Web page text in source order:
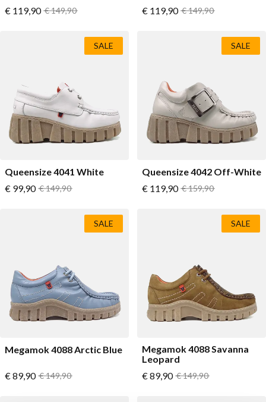
Vanaf
€ 119,90 Normale prijs
€ 149,90
Vanaf
€ 119,90 Normale prijs
€ 149,90
Queensize 4041 White
Vanaf
€ 99,90 Normale prijs
€ 149,90
SALE
Queensize 4042 Off-White
Vanaf
€ 119,90 Normale prijs
€ 159,90
SALE
Megamok 4088 Arctic Blue
Vanaf
€ 89,90 Normale prijs
€ 149,90
SALE
Megamok 4088 Savanna
Leopard
Vanaf
€ 89,90 Normale prijs
€ 149,90
SALE